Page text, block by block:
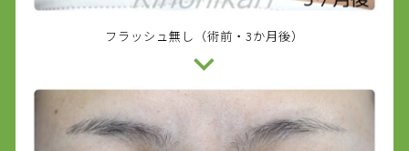
フラッシュ無し（術前・3か月後）